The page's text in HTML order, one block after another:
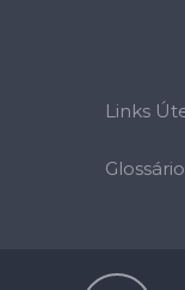
Links
Glossário